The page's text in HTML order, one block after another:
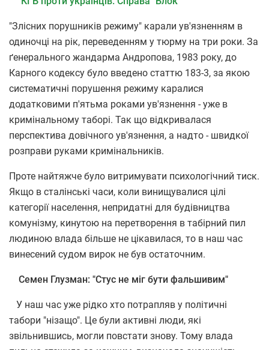
"Злісних порушників режиму" карали ув'язненням в
одиночці на рік, переведенням у тюрму на три роки. За
ґенерального жандарма Андропова, 1983 року, до
Карного кодексу було введено статтю 183-3, за якою
систематичні порушення режиму каралися
додатковими п'ятьма роками ув'язнення - уже в
кримінальному таборі. Так що відкривалася
перспектива довічного ув'язнення, а надто - швидкої
розправи руками кримінальників.
Проте найтяжче було витримувати психологічний тиск.
Якщо в сталінські часи, коли винищувалися цілі
категорії населення, непридатні для будівництва
комунізму, кинутою на перетворення в табірний пил
людиною влада більше не цікавилася, то в наш час
винесений судом вирок не був остаточним.
Семен Глузман: "Стус не міг бути фальшивим"
У наш час уже рідко хто потрапляв у політичні
табори "нізащо". Це були активні люди, які
звільнившись, могли повстати знову. Тому влада